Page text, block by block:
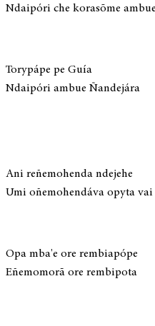
Ndaipóri che korasõme
Torypápe pe Guía
Ndaipóri ambue Ñandejára
Ani reñemohenda ndejehe
Umi oñemohendáva opyta vai
Opa mba'e ore rembiapópe
Eñemomorã ore rembipota